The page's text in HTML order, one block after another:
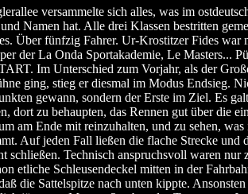
versammelte sich alles, was im
Namen hat. Alle drei Klassen bestritten
Über fünfzig Fahrer. Ur-Krostitzer Fides war
der La Onda Sportakademie, Le Masters...
Im Unterschied zum Vorjahr, als der
ging, stieg er diesmal im Modus Endsieg.
gewann, sondern der Erste im Ziel. Es
dort zu behaupten, das Rennen gut über die
am Ende mit reinzuhalten, und zu sehen, was
Auf jeden Fall ließen die flache Strecke und
schließen. Technisch anspruchsvoll waren nur
etliche Schleusendeckel mitten in der
die Sattelspitze nach unten kippte.